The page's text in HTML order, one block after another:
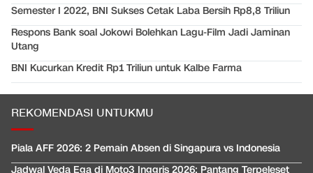
Semester I 2022, BNI Sukses Cetak Laba Bersih Rp8,8 Triliun
Respons Bank soal Jokowi Bolehkan Lagu-Film Jadi Jaminan
Utang
BNI Kucurkan Kredit Rp1 Triliun untuk Kalbe Farma
REKOMENDASI UNTUKMU
Piala AFF 2026: 2 Pemain Absen di Singapura vs Indonesia
Jadwal Veda Ega di Moto3 Inggris 2026: Pantang Terpeleset